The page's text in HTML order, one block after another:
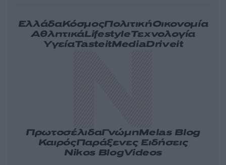
ΕλλάδαΚόσμοςΠολιτικήΟικονομία
ΑθλητικάLifestyleΤεχνολογία
ΥγείαTasteitMediaDriveit
ΠρωτοσέλιδαΓνώμηMelas Blog
ΚαιρόςΠαράξενες Ειδήσεις
Nikos BlogVideos